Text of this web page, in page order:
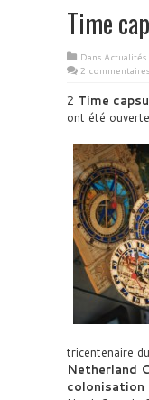
Time
Dans Actualités
2 commentaires
2 Time
ont été
tricentenaire
Netherland
colonisation